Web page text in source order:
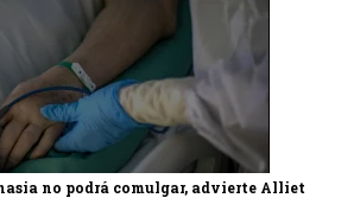
no podrá comulgar, advierte Alliet